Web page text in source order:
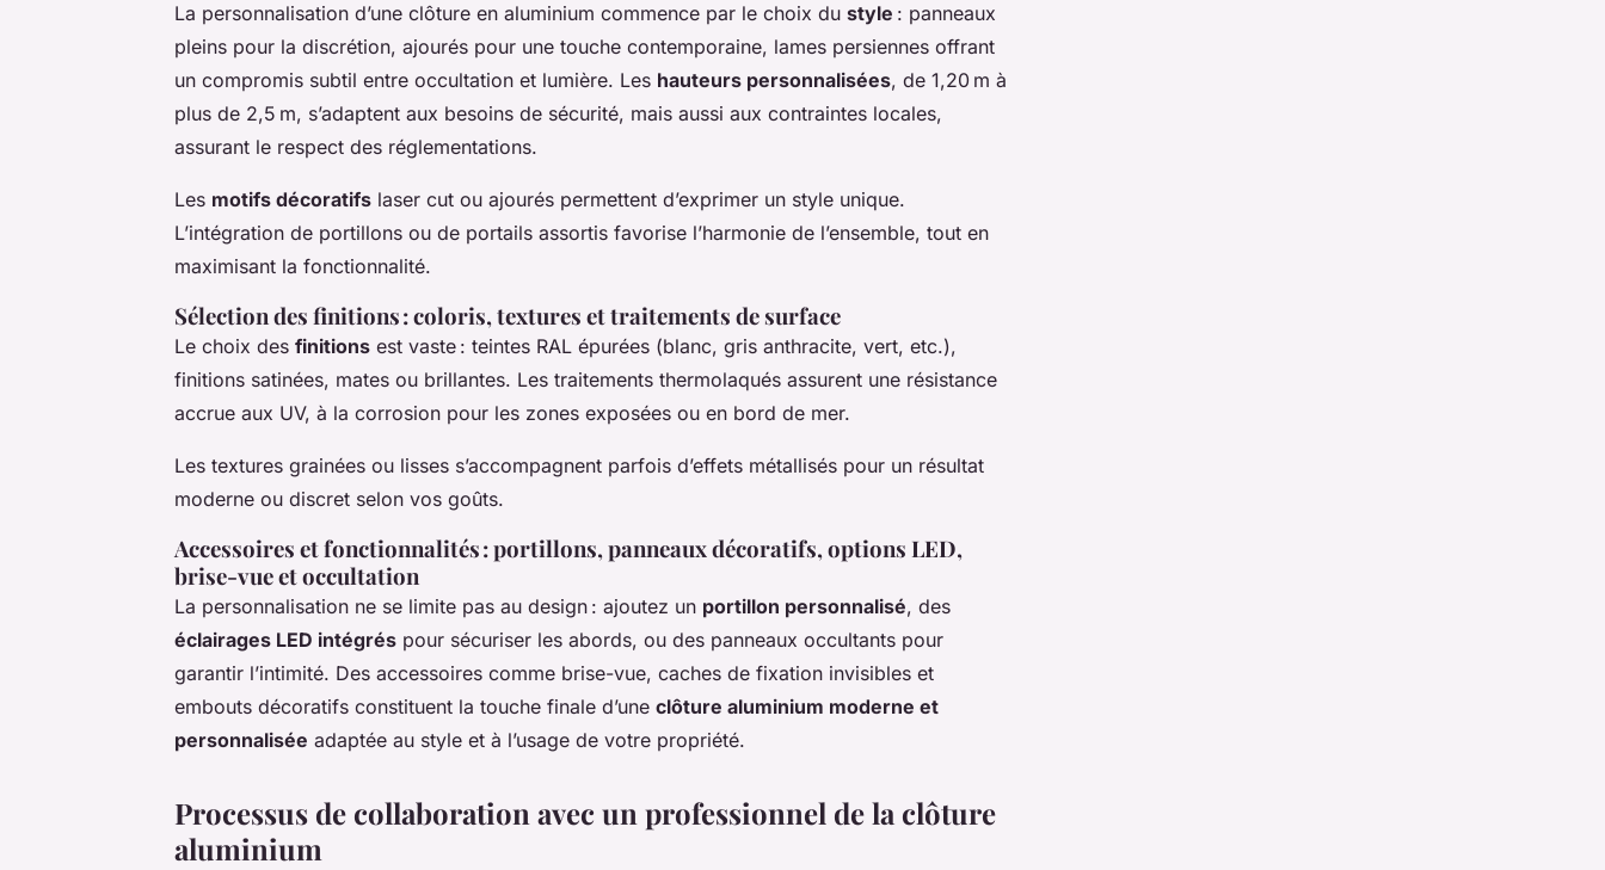
La personnalisation d’une clôture en aluminium commence par le choix du style : panneaux
pleins pour la discrétion, ajourés pour une touche contemporaine, lames persiennes offrant
un compromis subtil entre occultation et lumière. Les hauteurs personnalisées, de 1,20 m à
plus de 2,5 m, s’adaptent aux besoins de sécurité, mais aussi aux contraintes locales,
assurant le respect des réglementations.
Les motifs décoratifs laser cut ou ajourés permettent d’exprimer un style unique.
L’intégration de portillons ou de portails assortis favorise l’harmonie de l’ensemble, tout en
maximisant la fonctionnalité.
Sélection des finitions : coloris, textures et traitements de surface
Le choix des finitions est vaste : teintes RAL épurées (blanc, gris anthracite, vert, etc.),
finitions satinées, mates ou brillantes. Les traitements thermolaqués assurent une résistance
accrue aux UV, à la corrosion pour les zones exposées ou en bord de mer.
Les textures grainées ou lisses s’accompagnent parfois d’effets métallisés pour un résultat
moderne ou discret selon vos goûts.
Accessoires et fonctionnalités : portillons, panneaux décoratifs, options LED,
brise-vue et occultation
La personnalisation ne se limite pas au design : ajoutez un portillon personnalisé, des
éclairages LED intégrés pour sécuriser les abords, ou des panneaux occultants pour
garantir l’intimité. Des accessoires comme brise-vue, caches de fixation invisibles et
embouts décoratifs constituent la touche finale d’une clôture aluminium moderne et
personnalisée adaptée au style et à l’usage de votre propriété.
Processus de collaboration avec un professionnel de la clôture
aluminium